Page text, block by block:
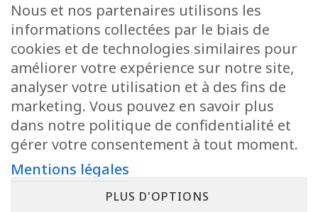
Nous et nos partenaires utilisons les
informations collectées par le biais de
cookies et de technologies similaires pour
améliorer votre expérience sur notre site,
analyser votre utilisation et à des fins de
marketing. Vous pouvez en savoir plus
dans notre politique de confidentialité et
gérer votre consentement à tout moment.
Mentions légales
PLUS D'OPTIONS